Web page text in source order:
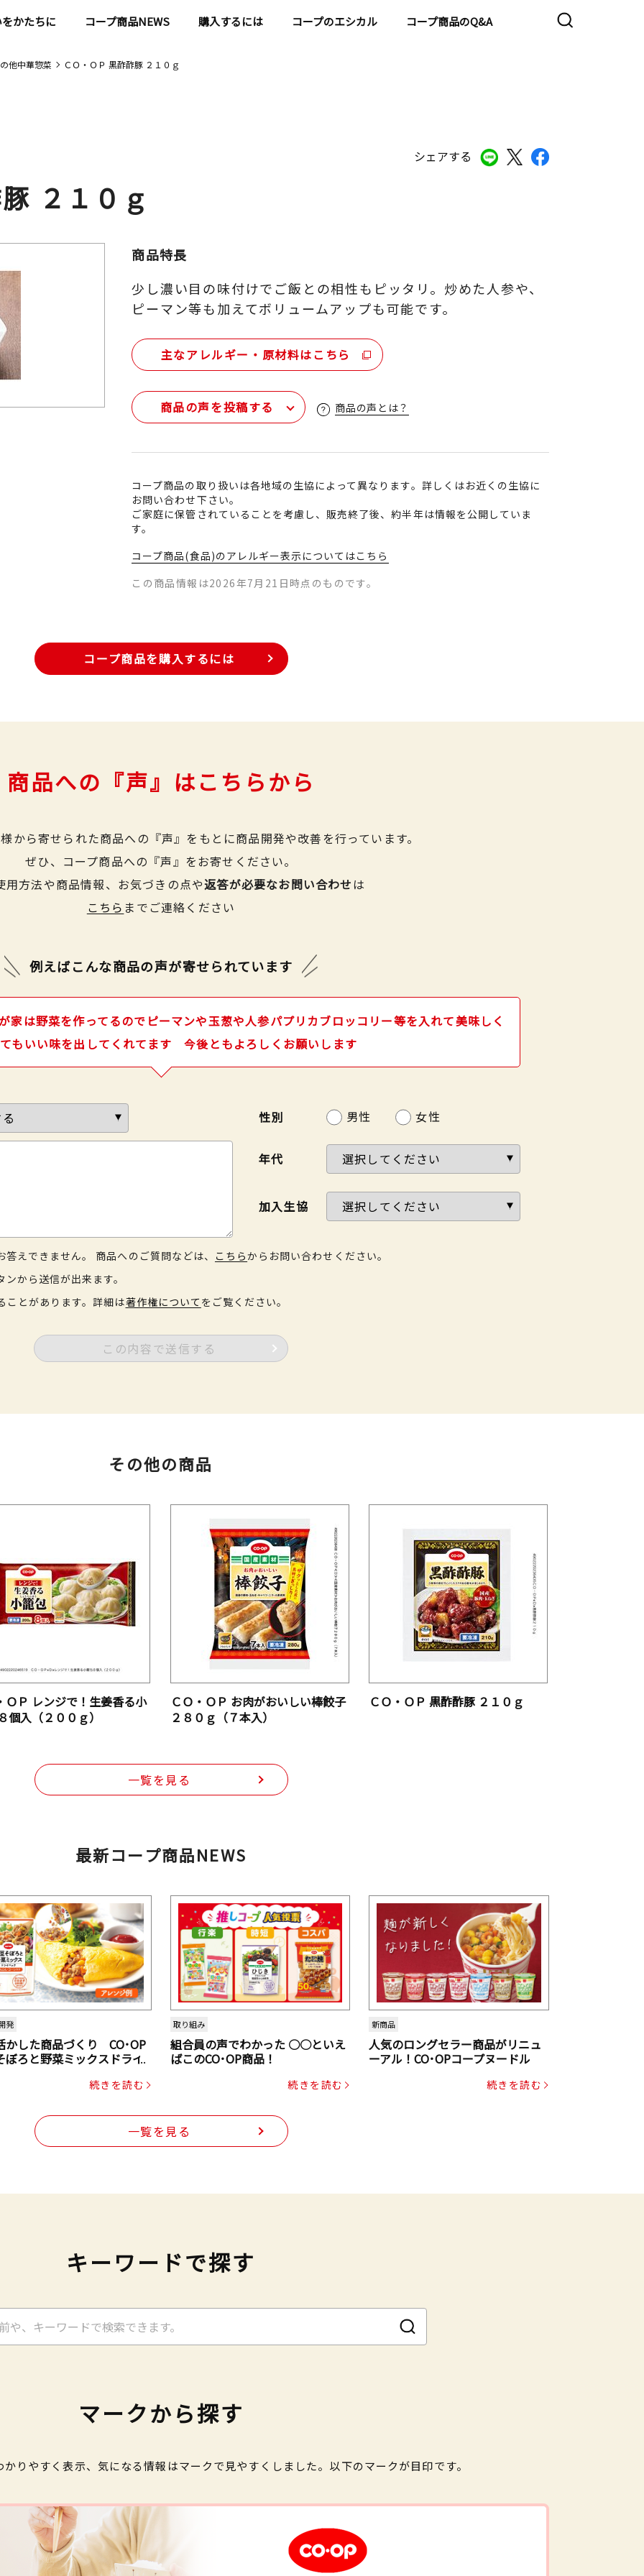
かたちに コープ商品NEWS 購入するには コープのエシカル コープ商品のQ&A
他中華惣菜 ＣＯ・ＯＰ 黒酢酢豚 ２１０ｇ
シェアする
２１０ｇ
商品特長
少し濃い目の味付けでご飯との相性もピッタリ。炒めた人参や、
ピーマン等も加えてボリュームアップも可能です。
主なアレルギー・原材料はこちら
商品の声を投稿する 商品の声とは？
コープ商品の取り扱いは各地域の生協によって異なります。詳しくはお近くの生協に
お問い合わせ下さい。
ご家庭に保管されていることを考慮し、販売終了後、約半年は情報を公開していま
す。
コープ商品(食品)のアレルギー表示についてはこちら
この商品情報は2026年7月21日時点のものです。
コープ商品を購入するには
商品への『声』はこちらから
から寄せられた商品への『声』をもとに商品開発や改善を行っています。
ぜひ、コープ商品への『声』をお寄せください。
用方法や商品情報、お気づきの点や返答が必要なお問い合わせは
こちら までご連絡ください
例えばこんな商品の声が寄せられています
は野菜を作ってるのでピーマンや玉葱や人参パプリカブロッコリー等を入れて美味しく
もいい味を出してくれてます 今後ともよろしくお願いします
性別 男性 女性
年代
加入生協
えできません。 商品へのご質問などは、 こちらからお問い合わせください。
から送信が出来ます。
とがあります。詳細は著作権について をご覧ください。
この内容で送信する
その他の商品
ＯＰ レンジで！生姜香る小
個入（２００ｇ）
ＣＯ・ＯＰ お肉がおいしい棒餃子
２８０ｇ（７本入）
ＣＯ・ＯＰ 黒酢酢豚 ２１０ｇ
一覧を見る
最新コープ商品NEWS
発
かした商品づくり CO･OP
ぼろと野菜ミックスドライ
続きを読む
取り組み
組合員の声でわかった ○○といえ
ばこのCO･OP商品！
続きを読む
新商品
人気のロングセラー商品がリニュ
ーアル！CO･OPコープヌードル
続きを読む
一覧を見る
キーワードで探す
マークから探す
りやすく表示、気になる情報はマークで見やすくしました。以下のマークが目印です。